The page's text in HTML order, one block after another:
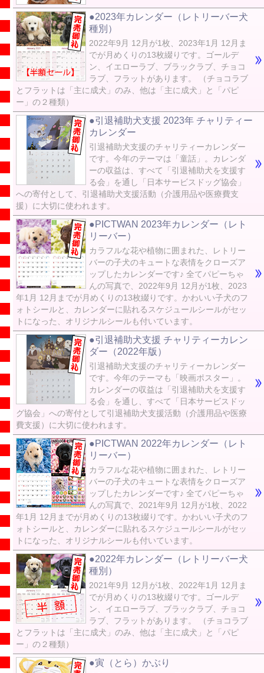
●2023年カレンダー（レトリーバー犬
種別）
2022年9月 12月が1枚、2023年1月 12月ま
でが月めくりの13枚綴りです。ゴールデ
ン、イエローラブ、ブラックラブ、チョコ
ラブ、フラットがあります。 （チョコラブ
とフラットは「主に成犬」のみ、他は「主に成犬」と「パピ
ー」の２種類）
●引退補助犬支援 2023年 チャリティー
カレンダー
引退補助犬支援のチャリティーカレンダー
です。今年のテーマは「童話」。カレンダ
ーの収益は、すべて「引退補助犬を支援す
る会」を通し「日本サービスドッグ協会」
への寄付として、引退補助犬支援活動（介護用品や医療費支
援）に大切に使われます。
●PICTWAN 2023年カレンダー（レト
リーバー）
カラフルな花や植物に囲まれた、レトリー
バーの子犬のキュートな表情をクローズア
ップしたカレンダーです♪ 全てパピーちゃ
んの写真で、2022年9月 12月が1枚、2023
年1月 12月までが月めくりの13枚綴りです。かわいい子犬のフ
ォトシールと、カレンダーに貼れるスケジュールシールがセッ
トになった、オリジナルシールも付いています。
●引退補助犬支援 チャリティーカレン
ダー（2022年版）
引退補助犬支援のチャリティーカレンダー
です。今年のテーマも「映画ポスター」。
カレンダーの収益は「引退補助犬を支援す
る会」を通し、すべて「日本サービスドッ
グ協会」への寄付として引退補助犬支援活動（介護用品や医療
費支援）に大切に使われます。
●PICTWAN 2022年カレンダー（レト
リーバー）
カラフルな花や植物に囲まれた、レトリー
バーの子犬のキュートな表情をクローズア
ップしたカレンダーです♪ 全てパピーちゃ
んの写真で、2021年9月 12月が1枚、2022
年1月 12月までが月めくりの13枚綴りです。かわいい子犬のフ
ォトシールと、カレンダーに貼れるスケジュールシールがセッ
トになった、オリジナルシールも付いています。
●2022年カレンダー（レトリーバー犬
種別）
2021年9月 12月が1枚、2022年1月 12月ま
でが月めくりの13枚綴りです。ゴールデ
ン、イエローラブ、ブラックラブ、チョコ
ラブ、フラットがあります。 （チョコラブ
とフラットは「主に成犬」のみ、他は「主に成犬」と「パピ
ー」の２種類）
●寅（とら）かぶり